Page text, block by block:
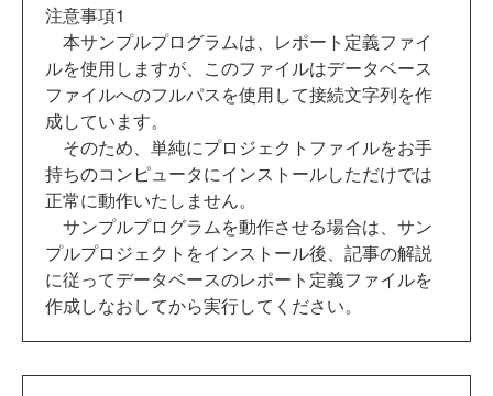
注意事項1
本サンプルプログラムは、レポート定義ファイ
ルを使用しますが、このファイルはデータベース
ファイルへのフルパスを使用して接続文字列を作
成しています。
そのため、単純にプロジェクトファイルをお手
持ちのコンピュータにインストールしただけでは
正常に動作いたしません。
サンプルプログラムを動作させる場合は、サン
プルプロジェクトをインストール後、記事の解説
に従ってデータベースのレポート定義ファイルを
作成しなおしてから実行してください。